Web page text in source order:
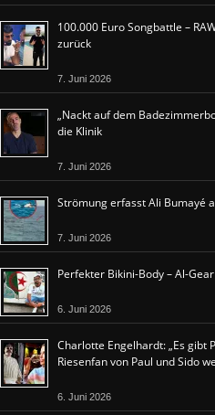
100.000 Euro Songbattle –
zurück
7. Juni 2026
„Nackt auf dem
die Klinik
7. Juni 2026
Strömung erfasst Ali Bumayé
7. Juni 2026
Perfekter Bikini-Body – Al-
6. Juni 2026
Charlotte Engelhardt: „Es gibt
Riesenfan von Paul und Sido
6. Juni 2026